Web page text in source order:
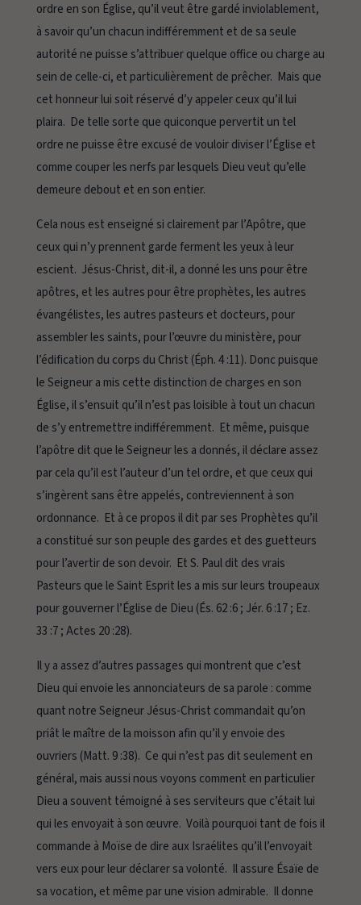
ordre en son Église, qu’il veut être gardé inviolablement,
à savoir qu’un chacun indifféremment et de sa seule
autorité ne puisse s’attribuer quelque office ou charge au
sein de celle-ci, et particulièrement de prêcher. Mais que
cet honneur lui soit réservé d’y appeler ceux qu’il lui
plaira. De telle sorte que quiconque pervertit un tel
ordre ne puisse être excusé de vouloir diviser l’Église et
comme couper les nerfs par lesquels Dieu veut qu’elle
demeure debout et en son entier.
Cela nous est enseigné si clairement par l’Apôtre, que
ceux qui n’y prennent garde ferment les yeux à leur
escient. Jésus-Christ, dit-il, a donné les uns pour être
apôtres, et les autres pour être prophètes, les autres
évangélistes, les autres pasteurs et docteurs, pour
assembler les saints, pour l’œuvre du ministère, pour
l’édification du corps du Christ (Éph. 4 :11). Donc puisque
le Seigneur a mis cette distinction de charges en son
Église, il s’ensuit qu’il n’est pas loisible à tout un chacun
de s’y entremettre indifféremment. Et même, puisque
l’apôtre dit que le Seigneur les a donnés, il déclare assez
par cela qu’il est l’auteur d’un tel ordre, et que ceux qui
s’ingèrent sans être appelés, contreviennent à son
ordonnance. Et à ce propos il dit par ses Prophètes qu’il
a constitué sur son peuple des gardes et des guetteurs
pour l’avertir de son devoir. Et S. Paul dit des vrais
Pasteurs que le Saint Esprit les a mis sur leurs troupeaux
pour gouverner l’Église de Dieu (És. 62 :6 ; Jér. 6 :17 ; Ez.
33 :7 ; Actes 20 :28).
Il y a assez d’autres passages qui montrent que c’est
Dieu qui envoie les annonciateurs de sa parole : comme
quant notre Seigneur Jésus-Christ commandait qu’on
priât le maître de la moisson afin qu’il y envoie des
ouvriers (Matt. 9 :38). Ce qui n’est pas dit seulement en
général, mais aussi nous voyons comment en particulier
Dieu a souvent témoigné à ses serviteurs que c’était lui
qui les envoyait à son œuvre. Voilà pourquoi tant de fois il
commande à Moïse de dire aux Israélites qu’il l’envoyait
vers eux pour leur déclarer sa volonté. Il assure Ésaïe de
sa vocation, et même par une vision admirable. Il donne